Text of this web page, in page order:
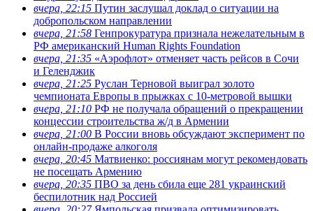
вчера, 22:15 Путин заслушал доклад о ситуации на
добропольском направлении
вчера, 21:58 Генпрокуратура признала нежелательным в
РФ американский Human Rights Foundation
вчера, 21:35 «Аэрофлот» отменяет часть рейсов в Сочи
и Геленджик
вчера, 21:25 Руслан Терновой выиграл золото
чемпионата Европы в прыжках с 10-метровой вышки
вчера, 21:10 РФ не получала обращений о прекращении
концессии строительства ж/д в Армении
вчера, 21:00 В России вновь обсуждают эксперимент по
онлайн-продаже алкоголя
вчера, 20:45 Матвиенко: россиянам могут рекомендовать
не посещать Армению
вчера, 20:35 ПВО за день сбила еще 281 украинский
беспилотник над Россией